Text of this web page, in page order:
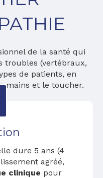
de la santé qui
troubles (vertébraux,
de patients, en
mains et le toucher.
dure 5 ans (4
agréé,
clinique pour